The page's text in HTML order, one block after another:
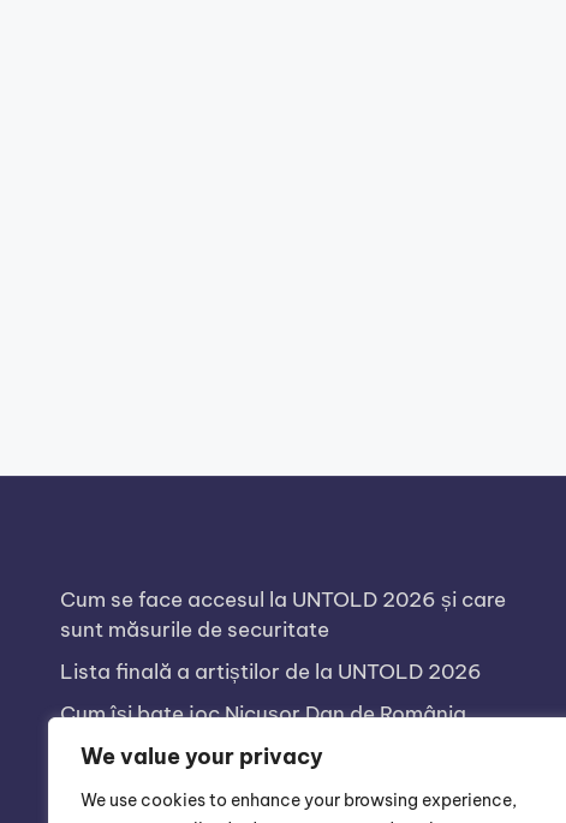
We value your privacy
We use cookies to enhance your browsing experience,
Cum se face accesul la UNTOLD 2026 și care
sunt măsurile de securitate
Lista finală a artiștilor de la UNTOLD 2026
Cum își bate joc Nicușor Dan de România
Review-ul de la Xiaomi 17T. Telefonul cu baterie